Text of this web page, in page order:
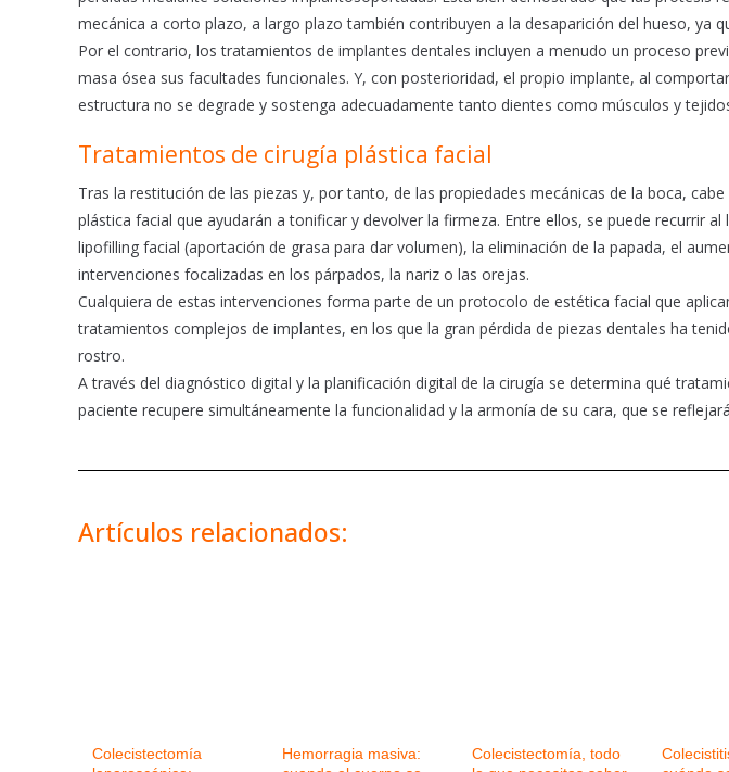
mecánica a corto plazo, a largo plazo también contribuyen a la desaparición del hueso, ya
Por el contrario, los tratamientos de implantes dentales incluyen a menudo un proceso
masa ósea sus facultades funcionales. Y, con posterioridad, el propio implante, al
estructura no se degrade y sostenga adecuadamente tanto dientes como músculos y
Tratamientos de cirugía plástica facial
Tras la restitución de las piezas y, por tanto, de las propiedades mecánicas de la boca,
plástica facial que ayudarán a tonificar y devolver la firmeza. Entre ellos, se puede recurrir
lipofilling facial (aportación de grasa para dar volumen), la eliminación de la papada, el
intervenciones focalizadas en los párpados, la nariz o las orejas.
Cualquiera de estas intervenciones forma parte de un protocolo de estética facial que
tratamientos complejos de implantes, en los que la gran pérdida de piezas dentales ha
rostro.
A través del diagnóstico digital y la planificación digital de la cirugía se determina qué
paciente recupere simultáneamente la funcionalidad y la armonía de su cara, que se
Artículos relacionados:
Colecistectomía
Hemorragia masiva:
Colecistectomía, todo